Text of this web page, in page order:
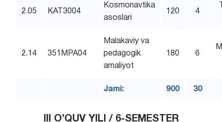
2.05 KAT3004
Kosmonavtika
asoslari
120 4
2.14 351MPA04
Malakaviy va
pedagogik
amaliyot
180 6
Jami: 900 30
III O’QUV YILI / 6-SEMESTER